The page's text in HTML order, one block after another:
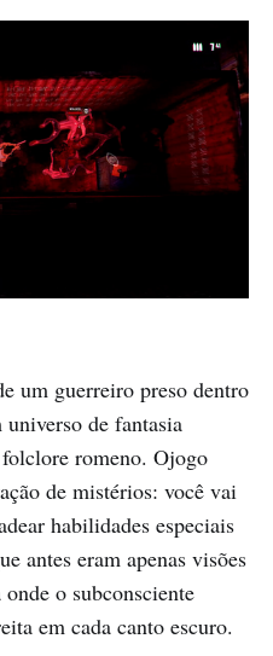
um guerreiro preso dentro
de fantasia
romeno. Ojogo
de mistérios: você vai
habilidades especiais
antes eram apenas visões
o subconsciente
em cada canto escuro.